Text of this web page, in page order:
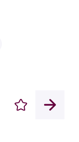
Enregistrer